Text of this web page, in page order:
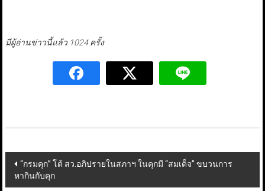
มีผู้อ่านข่าวนี้แล้ว 1024 ครั้ง
Post
navigation
“กรมคุก” โต้ สว.อภิปรายในสภาฯ ในคุกมี “สมเด็จ” ขบวนการ
หากินกับคุก